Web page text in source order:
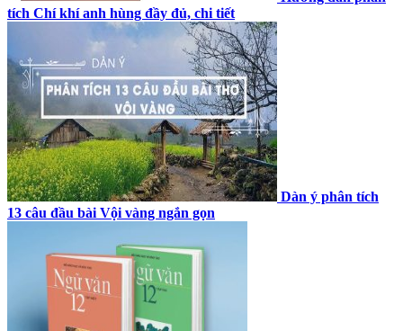
tích Chí khí anh hùng đầy đủ, chi tiết
Dàn ý phân tích
13 câu đầu bài Vội vàng ngắn gọn